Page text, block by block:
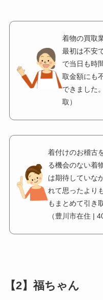
着物の買取
最初は不安
で当日も時
取金額にも
できました
取）
着付けのお稽古
る機会のない着
は期待していな
れて思ったより
もまとめて引き
（豊川市在住 |
【2】福ちゃん